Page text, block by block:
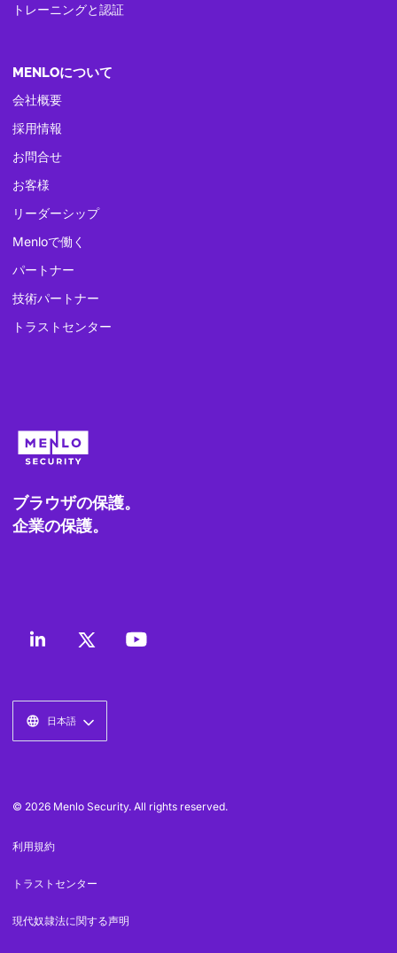
トレーニングと認証
MENLOについて
会社概要
採用情報
お問合せ
お客様
リーダーシップ
Menloで働く
パートナー
技術パートナー
トラストセンター
ブラウザの保護。
企業の保護。
日本語
© 2026 Menlo Security. All rights reserved.
利用規約
トラストセンター
現代奴隷法に関する声明